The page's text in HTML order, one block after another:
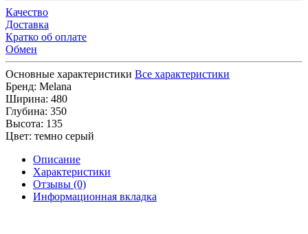
Качество
Доставка
Кратко об оплате
Обмен
Основные характеристики Все характеристики
Бренд: Melana
Ширина: 480
Глубина: 350
Высота: 135
Цвет: темно серый
Описание
Характеристики
Отзывы (0)
Информационная вкладка